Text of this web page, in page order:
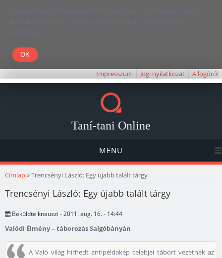
Kedves Olvasó! Weboldalunk böngészésével Ön elfogadja, hogy a
felhasználói élmény javítása céljából cookie-kat használunk.
Köszönjük!
Impresszum Jogi nyilatkozat A logóról
Taní-tani Online
MENU
Jelenlegi hely
Címlap» Trencsényi László: Egy újabb talált tárgy
Trencsényi László: Egy újabb talált tárgy
Beküldte knauszi - 2011. aug. 16. - 14:44
Valódi Élmény – táborozás Salgóbányán
A Való világ hírhedt antipéldakép celebjei tábort vezetnek az